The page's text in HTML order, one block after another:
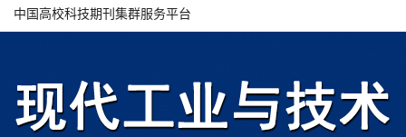
中国高校科技期刊集群服务平台